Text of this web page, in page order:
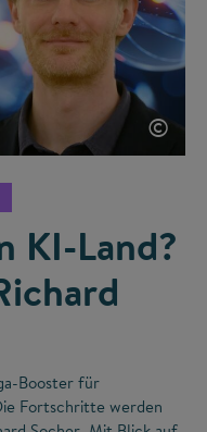
©
KI-Land?
Booster für
Fortschritte werden